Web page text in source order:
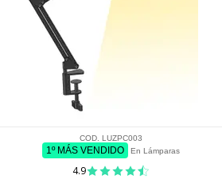
COD. LUZPC003
1º MÁS VENDIDO En Lámparas
4.9